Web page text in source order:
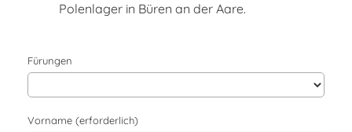
Polenlager in Büren an der Aare.
Fürungen
Vorname (erforderlich)